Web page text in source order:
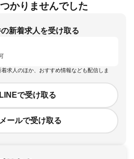
かりませんでした
新着求人を受け取る
着求人のほか、おすすめ情報なども配信しま
LINEで受け取る
メールで受け取る